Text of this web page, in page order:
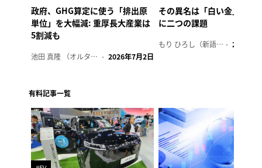
政府、GHG算定に使う「排出原
単位」を大幅減: 重厚長大産業は
5割減も
池田 真隆 （オルタナ輪番編集長） 2026年7月2日
その異名は「白い金」、リ
に二つの課題
もり ひろし（新語ウォッチャー） 2023年7
有料記事一覧